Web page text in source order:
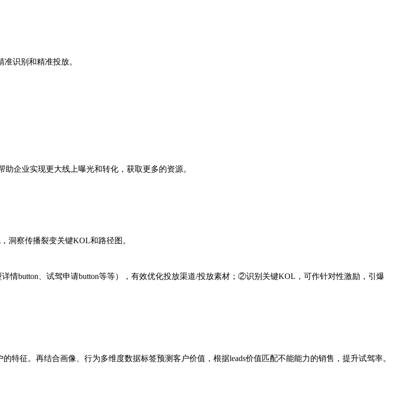
识别和精准投放。
企业实现更大线上曝光和转化，获取更多的资源。
察传播裂变关键KOL和路径图。
button、试驾申请button等等），有效优化投放渠道/投放素材；②识别关键KOL，可作针对性激励，引爆
征。再结合画像、行为多维度数据标签预测客户价值，根据leads价值匹配不能能力的销售，提升试驾率。